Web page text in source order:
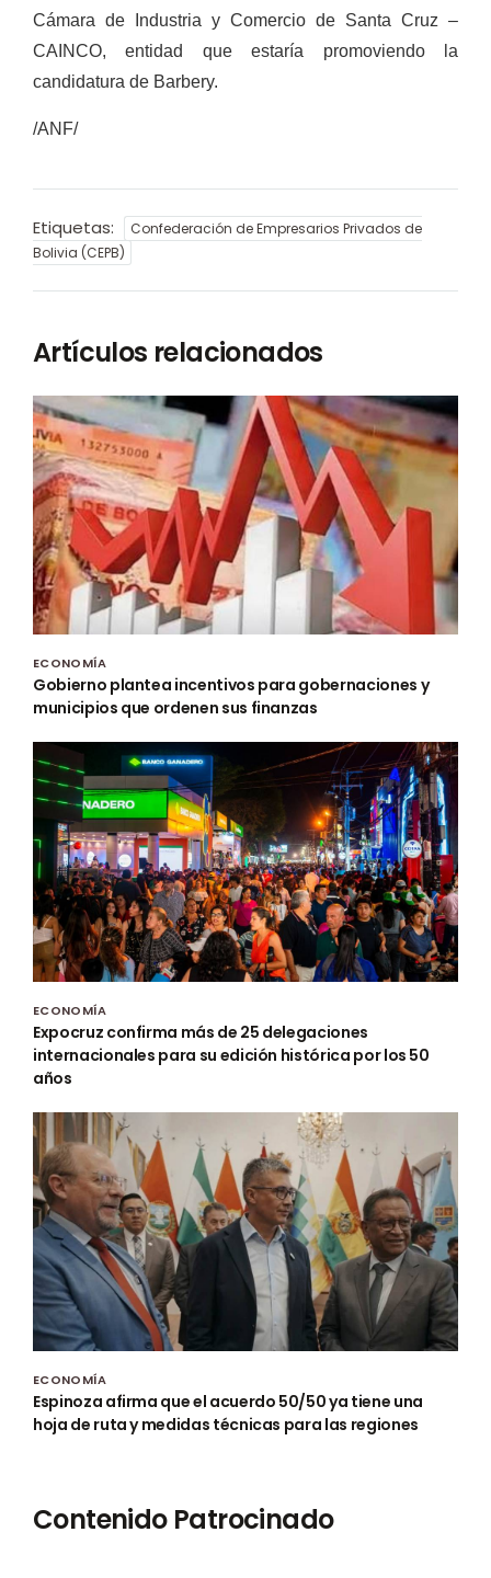
Cámara de Industria y Comercio de Santa Cruz –
CAINCO, entidad que estaría promoviendo la
candidatura de Barbery.
/ANF/
Etiquetas:
Confederación de Empresarios Privados de
Bolivia (CEPB)
Artículos relacionados
ECONOMÍA
Gobierno plantea incentivos para gobernaciones y
municipios que ordenen sus finanzas
ECONOMÍA
Expocruz confirma más de 25 delegaciones
internacionales para su edición histórica por los 50
años
ECONOMÍA
Espinoza afirma que el acuerdo 50/50 ya tiene una
hoja de ruta y medidas técnicas para las regiones
Contenido Patrocinado